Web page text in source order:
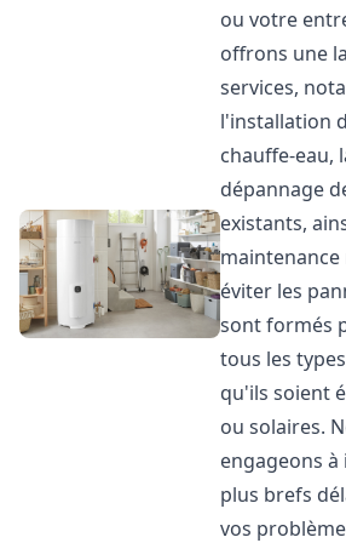
ou votre
offrons une
services,
l'installation
chauffe-eau,
dépannage
existants,
éviter les
sont formés
tous les
qu'ils soient
ou solaires.
engageons
plus brefs
vos